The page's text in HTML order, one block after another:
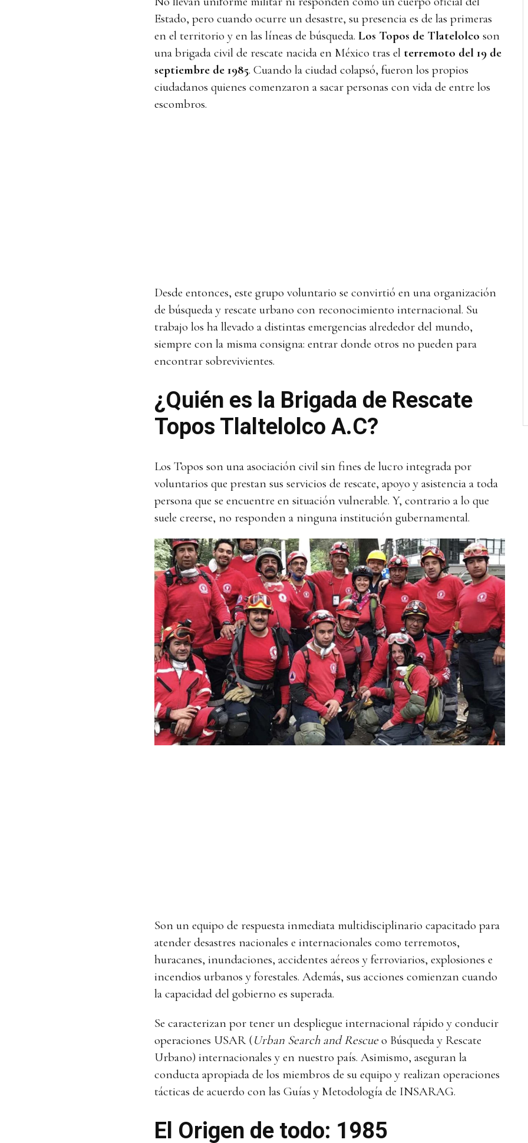
Estado, pero cuando ocurre un desastre, su presencia es de las primeras
en el territorio y en las líneas de búsqueda. Los Topos de Tlatelolco son
una brigada civil de rescate nacida en México tras el terremoto del 19 de
septiembre de 1985. Cuando la ciudad colapsó, fueron los propios
ciudadanos quienes comenzaron a sacar personas con vida de entre los
escombros.
Desde entonces, este grupo voluntario se convirtió en una organización
de búsqueda y rescate urbano con reconocimiento internacional. Su
trabajo los ha llevado a distintas emergencias alrededor del mundo,
siempre con la misma consigna: entrar donde otros no pueden para
encontrar sobrevivientes.
¿Quién es la Brigada de Rescate
Topos Tlaltelolco A.C?
Los Topos son una asociación civil sin fines de lucro integrada por
voluntarios que prestan sus servicios de rescate, apoyo y asistencia a toda
persona que se encuentre en situación vulnerable. Y, contrario a lo que
suele creerse, no responden a ninguna institución gubernamental.
Son un equipo de respuesta inmediata multidisciplinario capacitado para
atender desastres nacionales e internacionales como terremotos,
huracanes, inundaciones, accidentes aéreos y ferroviarios, explosiones e
incendios urbanos y forestales. Además, sus acciones comienzan cuando
la capacidad del gobierno es superada.
Se caracterizan por tener un despliegue internacional rápido y conducir
operaciones USAR (Urban Search and Rescueo Búsqueda y Rescate
Urbano) internacionales y en nuestro país. Asimismo, aseguran la
conducta apropiada de los miembros de su equipo y realizan operaciones
tácticas de acuerdo con las Guías y Metodología de INSARAG.
El Origen de todo: 1985